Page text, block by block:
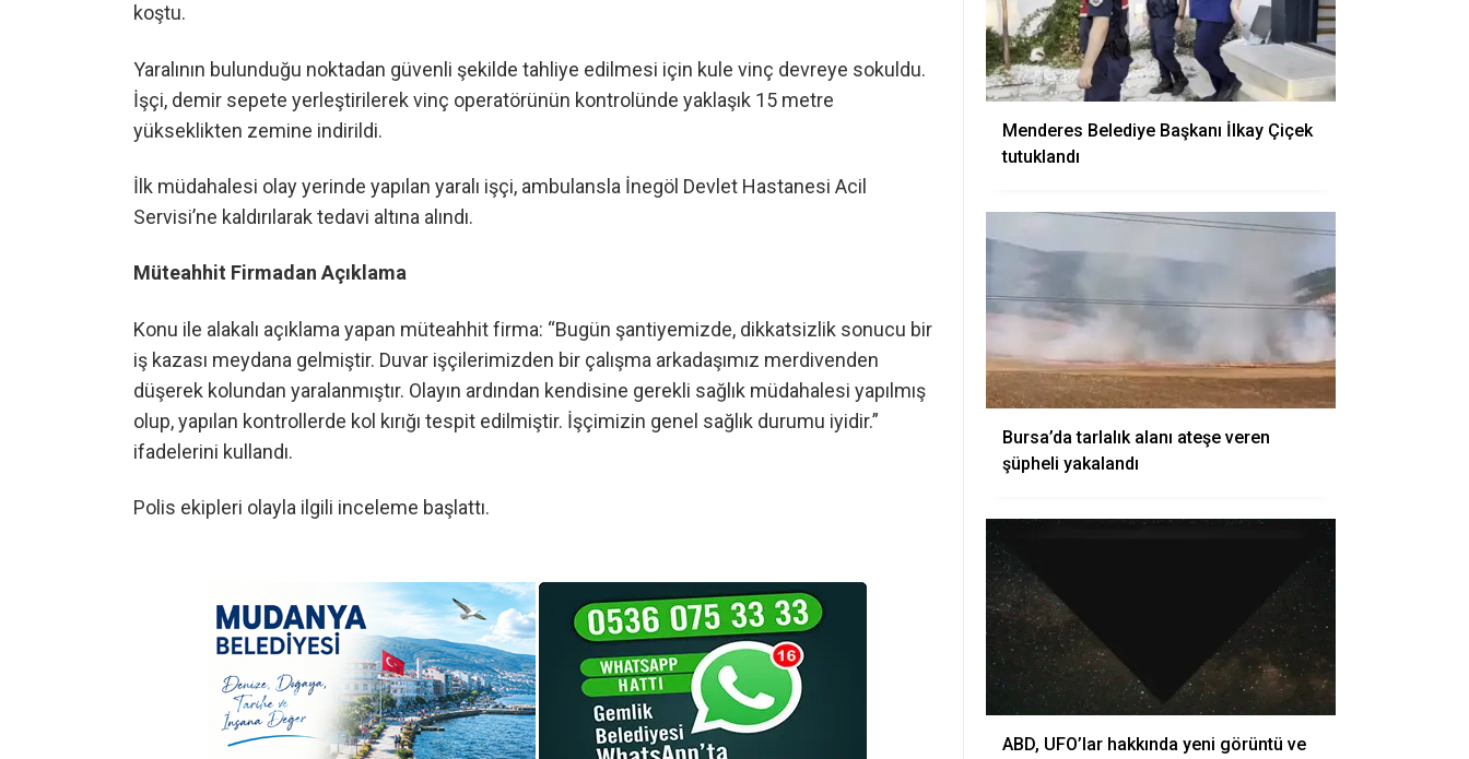
koştu.
Yaralının bulunduğu noktadan güvenli şekilde tahliye edilmesi için kule vinç devreye sokuldu.
İşçi, demir sepete yerleştirilerek vinç operatörünün kontrolünde yaklaşık 15 metre
yükseklikten zemine indirildi.
İlk müdahalesi olay yerinde yapılan yaralı işçi, ambulansla İnegöl Devlet Hastanesi Acil
Servisi’ne kaldırılarak tedavi altına alındı.
Müteahhit Firmadan Açıklama
Konu ile alakalı açıklama yapan müteahhit firma: “Bugün şantiyemizde, dikkatsizlik sonucu bir
iş kazası meydana gelmiştir. Duvar işçilerimizden bir çalışma arkadaşımız merdivenden
düşerek kolundan yaralanmıştır. Olayın ardından kendisine gerekli sağlık müdahalesi yapılmış
olup, yapılan kontrollerde kol kırığı tespit edilmiştir. İşçimizin genel sağlık durumu iyidir.”
ifadelerini kullandı.
Polis ekipleri olayla ilgili inceleme başlattı.
Menderes Belediye Başkanı İlkay Çiçek
tutuklandı
Bursa’da tarlalık alanı ateşe veren
şüpheli yakalandı
ABD, UFO’lar hakkında yeni görüntü ve